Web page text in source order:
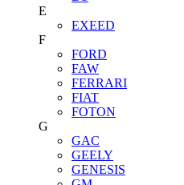
E
EXEED
F
FORD
FAW
FERRARI
FIAT
FOTON
G
GAC
GEELY
GENESIS